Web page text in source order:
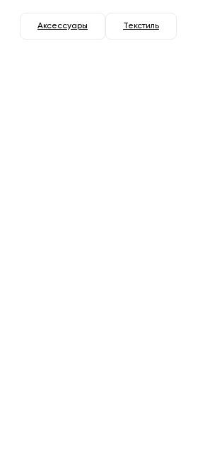
Аксессуары Текстиль